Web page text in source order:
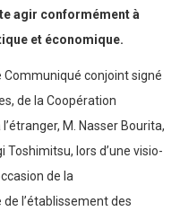
agir conformément à
et économique.
conjoint signé
de la Coopération
M. Nasser Bourita,
lors d’une visio-
de la
l’établissement des